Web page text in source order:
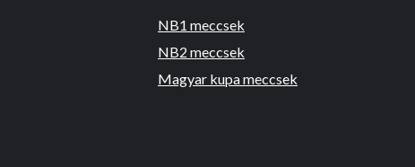
NB1 meccsek
NB2 meccsek
Magyar kupa meccsek